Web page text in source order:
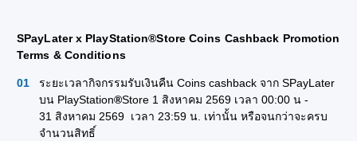
SPayLater x PlayStation®Store Coins Cashback Promotion
Terms & Conditions
ระยะเวลากิจกรรมรับเงินคืน Coins cashback จาก SPayLater
บน PlayStation®Store 1 สิงหาคม 2569 เวลา 00:00 น -
31 สิงหาคม 2569 เวลา 23:59 น. เท่านั้น หรือจนกว่าจะครบ
จำนวนสิทธิ์